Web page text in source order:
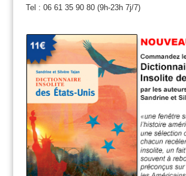
Tel : 06 61 35 90 80 (9h-23h 7j/7)